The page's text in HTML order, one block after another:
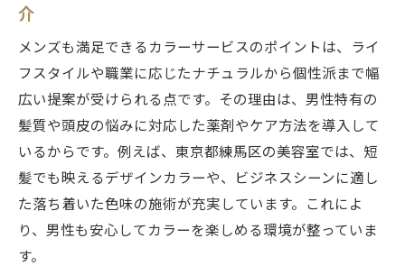
介
メンズも満足できるカラーサービスのポイントは、ライ
フスタイルや職業に応じたナチュラルから個性派まで幅
広い提案が受けられる点です。その理由は、男性特有の
髪質や頭皮の悩みに対応した薬剤やケア方法を導入して
いるからです。例えば、東京都練馬区の美容室では、短
髪でも映えるデザインカラーや、ビジネスシーンに適し
た落ち着いた色味の施術が充実しています。これによ
り、男性も安心してカラーを楽しめる環境が整っていま
す。